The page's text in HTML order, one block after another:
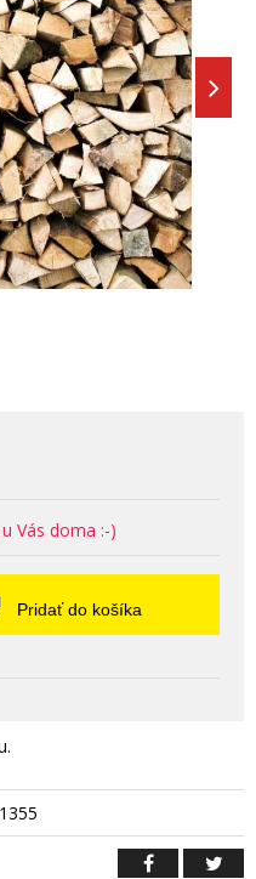
Vás doma :-)
Pridať do košíka